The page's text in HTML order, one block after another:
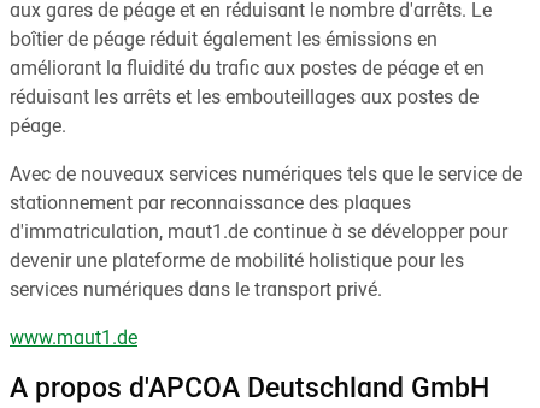
aux gares de péage et en réduisant le nombre d'arrêts. Le
boîtier de péage réduit également les émissions en
améliorant la fluidité du trafic aux postes de péage et en
réduisant les arrêts et les embouteillages aux postes de
péage.
Avec de nouveaux services numériques tels que le service de
stationnement par reconnaissance des plaques
d'immatriculation, maut1.de continue à se développer pour
devenir une plateforme de mobilité holistique pour les
services numériques dans le transport privé.
www.maut1.de
A propos d'APCOA Deutschland GmbH